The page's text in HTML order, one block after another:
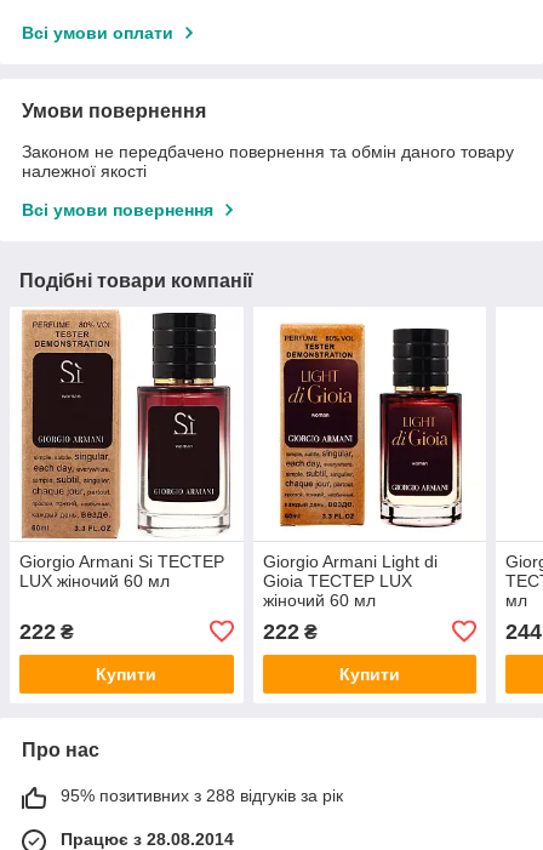
Всі умови оплати
Умови повернення
Законом не передбачено повернення та обмін даного товару
належної якості
Всі умови повернення
Подібні товари компанії
Giorgio Armani Si ТЕСТЕР
LUX жіночий 60 мл
222 ₴
Купити
Giorgio Armani Light di
Gioia ТЕСТЕР LUX
жіночий 60 мл
222₴
Купити
мл
244
Про нас
95% позитивних з 288 відгуків за рік
Працює з 28.08.2014